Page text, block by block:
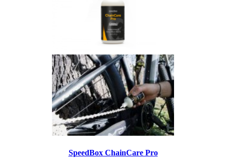
SpeedBox ChainCare Pro